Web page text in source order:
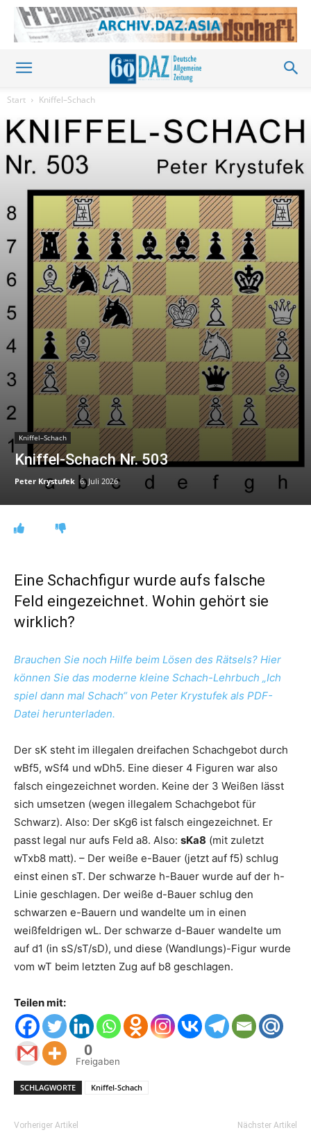
Start Kniffel–Schach
Kniffel–Schach
Kniffel-Schach Nr. 503
Peter Krystufek 6. Juli 2026
Eine Schachfigur wurde aufs falsche
Feld eingezeichnet. Wohin gehört sie
wirklich?
Brauchen Sie noch Hilfe beim Lösen des Rätsels? Hier
können Sie das moderne kleine Schach-Lehrbuch „Ich
spiel dann mal Schach“ von Peter Krystufek als PDF-
Datei herunterladen.
Der sK steht im illegalen dreifachen Schachgebot durch
wBf5, wSf4 und wDh5. Eine dieser 4 Figuren war also
falsch eingezeichnet worden. Keine der 3 Weißen lässt
sich umsetzen (wegen illegalem Schachgebot für
Schwarz). Also: Der sKg6 ist falsch eingezeichnet. Er
passt legal nur aufs Feld a8. Also: sKa8 (mit zuletzt
wTxb8 matt). – Der weiße e-Bauer (jetzt auf f5) schlug
einst einen sT. Der schwarze h-Bauer wurde auf der h-
Linie geschlagen. Der weiße d-Bauer schlug den
schwarzen e-Bauern und wandelte um in einen
weißfeldrigen wL. Der schwarze d-Bauer wandelte um
auf d1 (in sS/sT/sD), und diese (Wandlungs)-Figur wurde
vom wT beim letzten Zug auf b8 geschlagen.
Teilen mit:
0
Freigaben
SCHLAGWORTE Kniffel-Schach
Vorheriger Artikel Nächster Artikel